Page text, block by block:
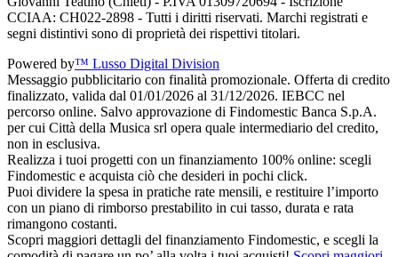
CCIAA: CH022-2898 - Tutti i diritti riservati. Marchi registrati e
segni distintivi sono di proprietà dei rispettivi titolari.
Powered by™ Lusso Digital Division
Messaggio pubblicitario con finalità promozionale. Offerta di credito
finalizzato, valida dal 01/01/2026 al 31/12/2026. IEBCC nel
percorso online. Salvo approvazione di Findomestic Banca S.p.A.
per cui Città della Musica srl opera quale intermediario del credito,
non in esclusiva.
Realizza i tuoi progetti con un finanziamento 100% online: scegli
Findomestic e acquista ciò che desideri in pochi click.
Puoi dividere la spesa in pratiche rate mensili, e restituire l’importo
con un piano di rimborso prestabilito in cui tasso, durata e rata
rimangono costanti.
Scopri maggiori dettagli del finanziamento Findomestic, e scegli la